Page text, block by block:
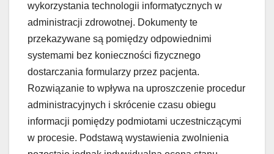
wykorzystania technologii informatycznych w
administracji zdrowotnej. Dokumenty te
przekazywane są pomiędzy odpowiednimi
systemami bez konieczności fizycznego
dostarczania formularzy przez pacjenta.
Rozwiązanie to wpływa na uproszczenie procedur
administracyjnych i skrócenie czasu obiegu
informacji pomiędzy podmiotami uczestniczącymi
w procesie. Podstawą wystawienia zwolnienia